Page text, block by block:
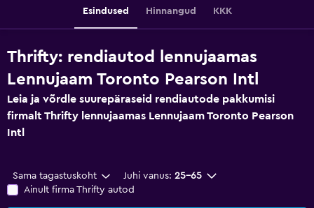
Esindused Hinnangud KKK
Thrifty: rendiautod lennujaamas
Lennujaam Toronto Pearson Intl
Leia ja võrdle suurepäraseid rendiautode pakkumisi
firmalt Thrifty lennujaamas Lennujaam Toronto Pearson
Intl
Sama tagastuskoht Juhi vanus: 25–65
Ainult firma Thrifty autod